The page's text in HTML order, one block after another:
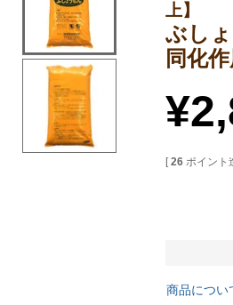
上】
ぶし
同化
¥
[ 26 ポイント
商品につい